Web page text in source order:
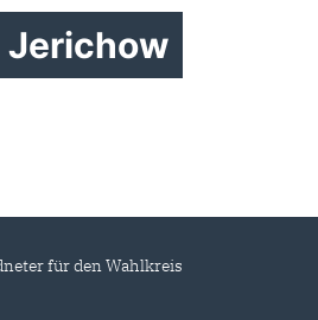
Jerichow
für den Wahlkreis